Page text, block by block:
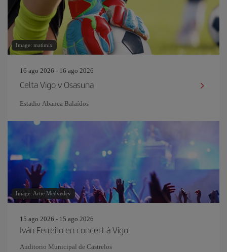
Image: matimix
16 ago 2026 - 16 ago 2026
Celta Vigo v Osasuna
Estadio Abanca Balaídos
Image: Artie Medvedev
15 ago 2026 - 15 ago 2026
Iván Ferreiro en concert à Vigo
Auditorio Municipal de Castrelos